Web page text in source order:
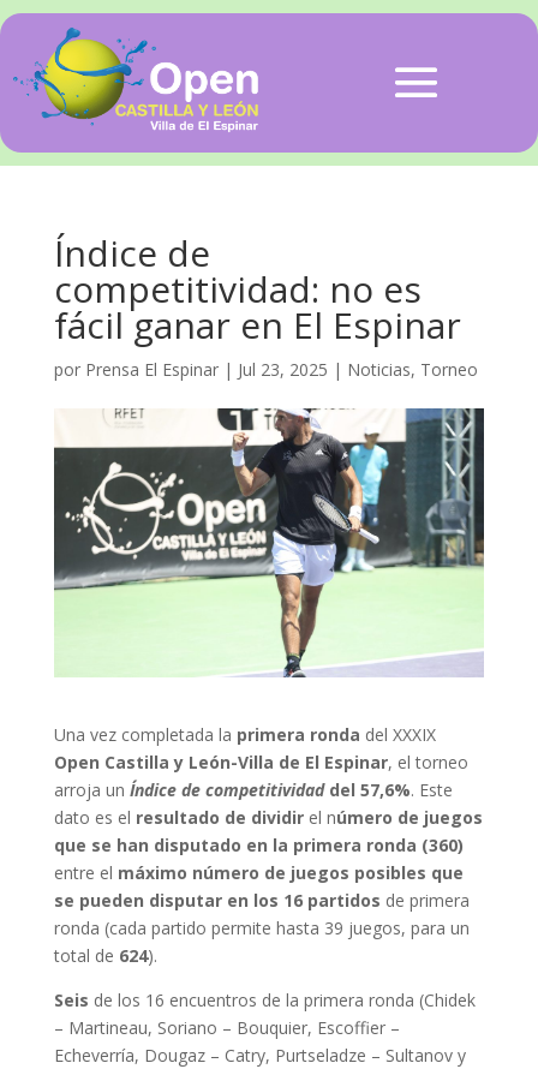
Índice de
competitividad: no es
fácil ganar en El Espinar
por Prensa El Espinar| Jul 23, 2025 | Noticias, Torneo
Una vez completada la primera ronda del XXXIX
Open Castilla y León-Villa de El Espinar, el torneo
arroja un Índice de competitividaddel 57,6%. Este
dato es el resultado de dividirel número de juegos
que se han disputado en la primera ronda (360)
entre el máximo número de juegos posibles que
se pueden disputar en los 16 partidos de primera
ronda (cada partido permite hasta 39 juegos, para un
total de 624).
Seis de los 16 encuentros de la primera ronda (Chidek
– Martineau, Soriano – Bouquier, Escoffier –
Echeverría, Dougaz – Catry, Purtseladze – Sultanov y